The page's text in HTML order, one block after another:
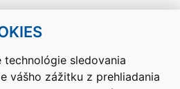
sledovania
vášho zážitku z prehliadania
Vyhlásenie o prístupnosti